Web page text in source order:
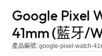
Google Pixel
41mm (藍牙/
產品編號：google-pixel-watch-